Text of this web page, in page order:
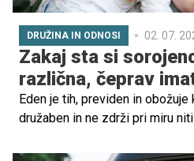
DRUŽINA IN ODNOSI 02. 07.
Zakaj sta si
različna, čeprav
Eden je tih, previden in obožuje
družaben in ne zdrži pri miru
otroka, ki odraščata v isti